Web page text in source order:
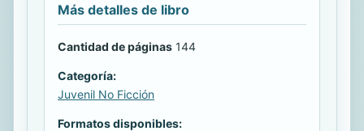
Más detalles de libro
Cantidad de páginas 144
Categoría:
Juvenil No Ficción
Formatos disponibles: